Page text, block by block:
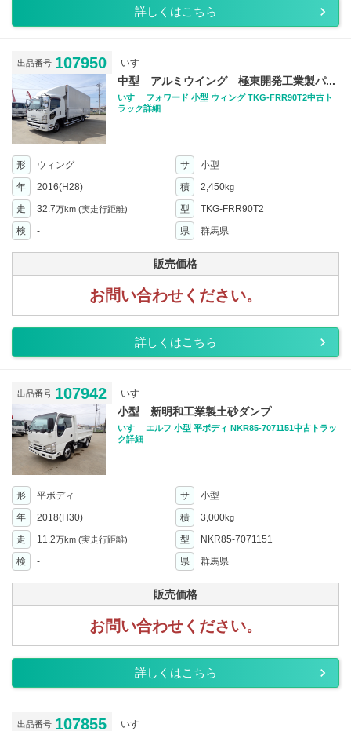
詳しくはこちら
出品番号 107950 いすゞ
中型 アルミウイング 極東開発工業製パ...
いすゞ フォワード 小型 ウィング TKG-FRR90T2中古ト
ラック詳細
形 ウィング サ
小型
年
2016(H28) 積 2,450kg
走 32.7万km (実走行距離) 型
TKG-FRR90T2
検
- 県 群馬県
販売価格
お問い合わせください。
詳しくはこちら
出品番号 107942 いすゞ
小型 新明和工業製土砂ダンプ
いすゞ エルフ 小型 平ボディ NKR85-7071151中古トラッ
ク詳細
形 平ボディ サ
小型
年
2018(H30) 積 3,000kg
走 11.2万km (実走行距離) 型
NKR85-7071151
検
- 県 群馬県
販売価格
お問い合わせください。
詳しくはこちら
出品番号 107855 いすゞ